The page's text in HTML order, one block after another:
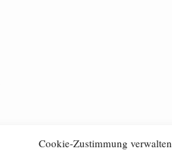
Cookie-Zustimmung verwalten